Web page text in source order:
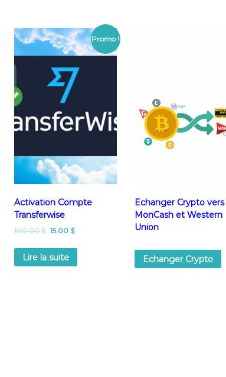
Promo !
Activation Compte
Transferwise
100.00$ 15.00 $
Lire la suite
Echanger Crypto vers
MonCash et Western
Union
Echanger Crypto